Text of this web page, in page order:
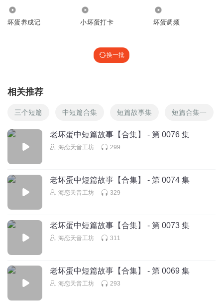
坏蛋养成记 小坏蛋打卡 坏蛋调频
换一批
相关推荐
三个短篇 中短篇合集 短篇故事集 短篇合集一
老坏蛋中短篇故事【合集】 - 第 0076 集
海恋天音工坊 299
老坏蛋中短篇故事【合集】 - 第 0074 集
海恋天音工坊 329
老坏蛋中短篇故事【合集】 - 第 0073 集
海恋天音工坊 311
老坏蛋中短篇故事【合集】 - 第 0069 集
海恋天音工坊 293